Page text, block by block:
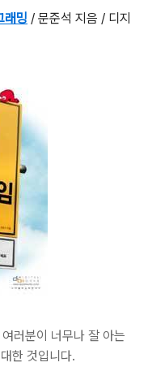
래밍 / 문준석 지음 / 디지
러분이 너무나 잘 아는
한 것입니다.